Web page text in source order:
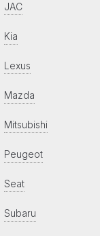
JAC
Kia
Lexus
Mazda
Mitsubishi
Peugeot
Seat
Subaru